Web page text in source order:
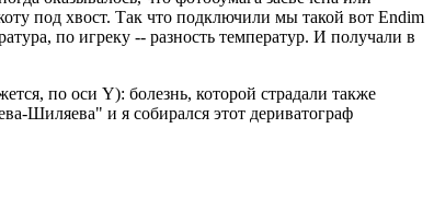
под хвост. Так что подключили мы такой вот Endim
по игреку -- разность температур. И получали в
по оси Y): болезнь, которой страдали также
Шиляева" и я собирался этот дериватограф